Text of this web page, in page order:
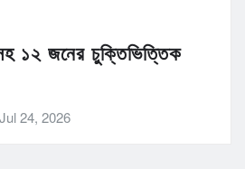
১২ জনের চুক্তিভিত্তিক
Jul 24, 2026